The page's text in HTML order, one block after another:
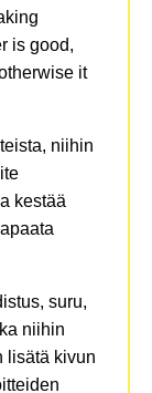
is good,
it
niihin
kestää
suru,
niihin
lisätä kivun